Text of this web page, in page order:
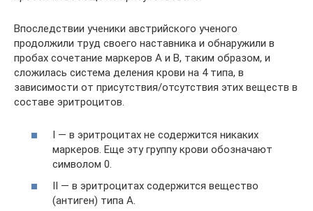
Впоследствии ученики австрийского ученого
продолжили труд своего наставника и обнаружили в
пробах сочетание маркеров А и В, таким образом, и
сложилась система деления крови на 4 типа, в
зависимости от присутствия/отсутствия этих веществ в
составе эритроцитов.
I — в эритроцитах не содержится никаких
маркеров. Еще эту группу крови обозначают
символом 0.
II — в эритроцитах содержится вещество
(антиген) типа А.